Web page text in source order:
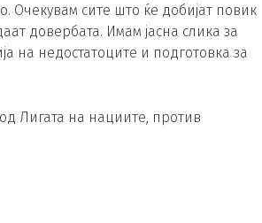
Очекувам сите што ќе добијат повик
довербата. Имам јасна слика за
на недостатоците и подготовка за
Лигата на нациите, против